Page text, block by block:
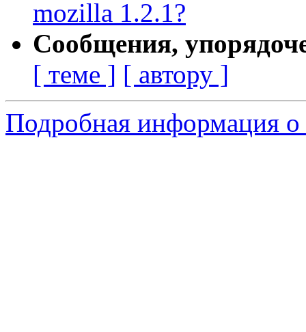
mozilla 1.2.1?
Сообщения,
[ теме ] [ автору ]
Подробная информация о